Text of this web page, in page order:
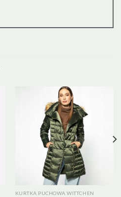
KURTKA PUCHOWA WITTCHEN